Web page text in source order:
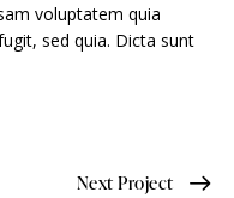
voluptatem quia
sed quia. Dicta sunt
Next Project